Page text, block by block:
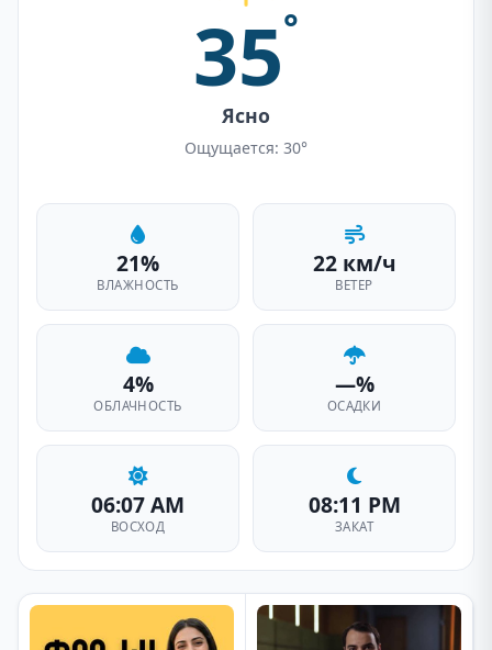
35°
Ясно
Ощущается: 30°
21%
ВЛАЖНОСТЬ
22 км/ч
ВЕТЕР
4%
ОБЛАЧНОСТЬ
—%
ОСАДКИ
06:07 AM
ВОСХОД
08:11 PM
ЗАКАТ